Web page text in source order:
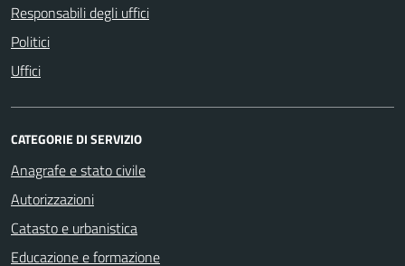
Responsabili degli uffici
Politici
Uffici
CATEGORIE DI SERVIZIO
Anagrafe e stato civile
Autorizzazioni
Catasto e urbanistica
Educazione e formazione